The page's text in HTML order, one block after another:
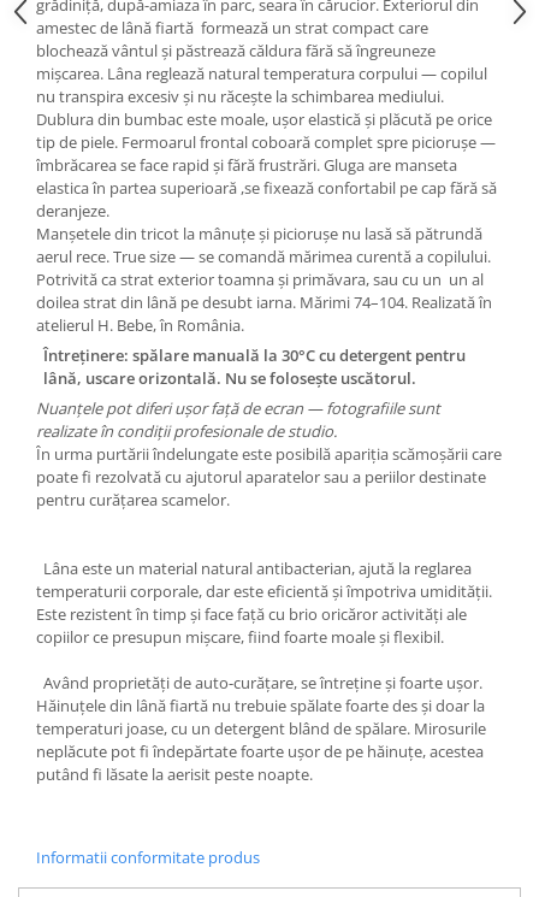
grădiniță, după-amiaza în parc, seara în cărucior. Exteriorul din
amestec de lână fiartă formează un strat compact care
blochează vântul și păstrează căldura fără să îngreuneze
mișcarea. Lâna reglează natural temperatura corpului — copilul
nu transpira excesiv și nu răcește la schimbarea mediului.
Dublura din bumbac este moale, ușor elastică și plăcută pe orice
tip de piele. Fermoarul frontal coboară complet spre piciorușe —
îmbrăcarea se face rapid și fără frustrări. Gluga are manseta
elastica în partea superioară ,se fixează confortabil pe cap fără să
deranjeze.
Manșetele din tricot la mânuțe și piciorușe nu lasă să pătrundă
aerul rece. True size — se comandă mărimea curentă a copilului.
Potrivită ca strat exterior toamna și primăvara, sau cu un un al
doilea strat din lână pe desubt iarna. Mărimi 74–104. Realizată în
atelierul H. Bebe, în România.
Întreținere: spălare manuală la 30°C cu detergent pentru
lână, uscare orizontală. Nu se folosește uscătorul.
Nuanțele pot diferi ușor față de ecran — fotografiile sunt
realizate în condiții profesionale de studio.
În urma purtării îndelungate este posibilă apariția scămoșării care
poate fi rezolvată cu ajutorul aparatelor sau a periilor destinate
pentru curățarea scamelor.
Lâna este un material natural antibacterian, ajută la reglarea
temperaturii corporale, dar este eficientă și împotriva umidității.
Este rezistent în timp și face față cu brio oricăror activități ale
copiilor ce presupun mișcare, fiind foarte moale și flexibil.
Având proprietăți de auto-curățare, se întreține și foarte ușor.
Hăinuțele din lână fiartă nu trebuie spălate foarte des și doar la
temperaturi joase, cu un detergent blând de spălare. Mirosurile
neplăcute pot fi îndepărtate foarte ușor de pe hăinuțe, acestea
putând fi lăsate la aerisit peste noapte.
Informatii conformitate produs